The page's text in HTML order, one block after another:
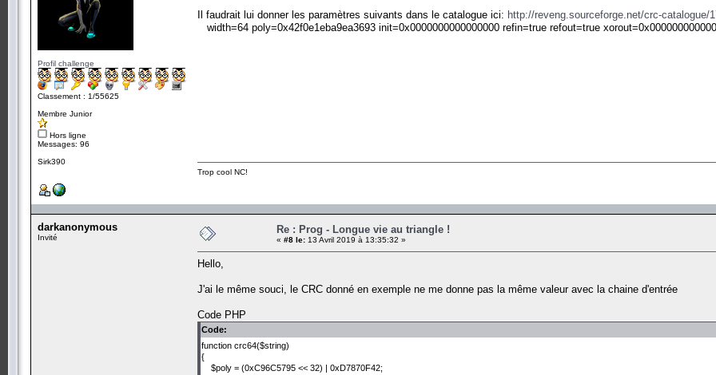
Profil challenge
Classement : 1/55625
Membre Junior
Hors ligne
Messages: 96
Sirk390
Il faudrait lui donner les paramètres suivants dans le catalogue ici: http://reveng.sourceforge.net/crc-catalogue/
width=64 poly=0x42f0e1eba9ea3693 init=0x0000000000000000 refin=true refout=true
Trop cool NC!
darkanonymous
Invité
Re : Prog - Longue vie au triangle !
« #8 le: 13 Avril 2019 à 13:35:32 »
Hello,
J'ai le même souci, le CRC donné en exemple ne me donne pas la même valeur avec la chaine d'entrée
Code PHP
Code:
function crc64($string)
{
$poly = (0xC96C5795 << 32) | 0xD7870F42;